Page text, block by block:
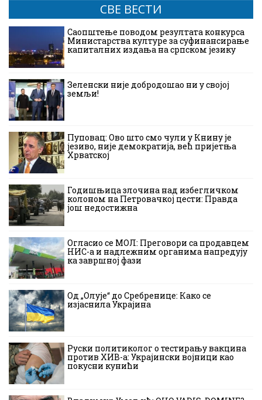
СВЕ ВЕСТИ
Саопштење поводом резултата конкурса
Министарства културе за суфинансирање
капиталних издања на српском језику
Зеленски није добродошао ни у својој
земљи!
Пуповац: Ово што смо чули у Книну је
језиво, није демократија, већ пријетња
Хрватској
Годишњица злочина над избегличком
колоном на Петровачкој цести: Правда
још недостижна
Огласио се МОЛ: Преговори са продавцем
НИС-а и надлежним органима напредују
ка завршној фази
Од „Олује“ до Сребренице: Како се
изјаснила Украјина
Руски политиколог о тестирању вакцина
против ХИВ-а: Украјински војници као
покусни кунићи